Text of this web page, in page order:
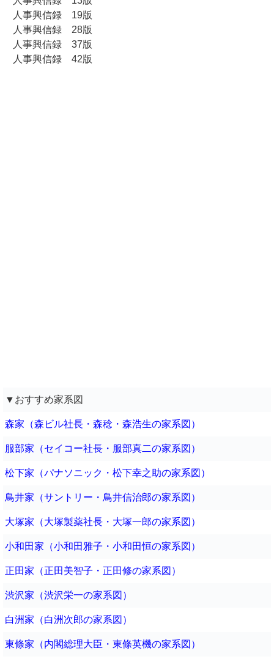
人事興信録 19版
人事興信録 28版
人事興信録 37版
人事興信録 42版
▼おすすめ家系図
森家（森ビル社長・森稔・森浩生の家系図）
服部家（セイコー社長・服部真二の家系図）
松下家（パナソニック・松下幸之助の家系図）
鳥井家（サントリー・鳥井信治郎の家系図）
大塚家（大塚製薬社長・大塚一郎の家系図）
小和田家（小和田雅子・小和田恒の家系図）
正田家（正田美智子・正田修の家系図）
渋沢家（渋沢栄一の家系図）
白洲家（白洲次郎の家系図）
東條家（内閣総理大臣・東條英機の家系図）